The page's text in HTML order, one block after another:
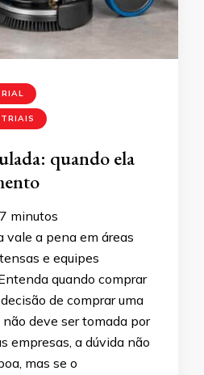
quando ela
7 minutos
vale a pena em áreas
e equipes
quando comprar
de comprar uma
deve ser tomada por
empresas, a dúvida não
mas se o